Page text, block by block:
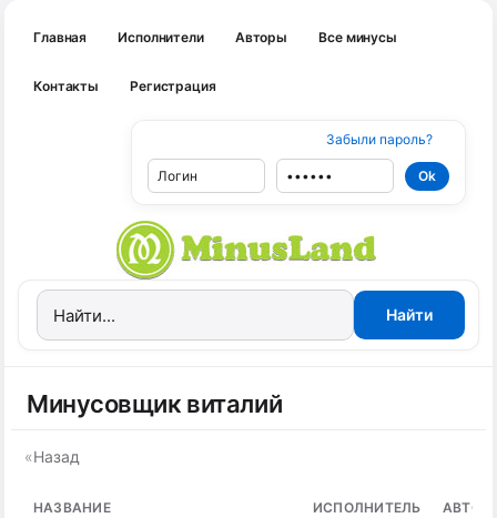
Главная Исполнители Авторы Все минусы
Контакты Регистрация
Забыли пароль?
Минусовщик виталий
«Назад
НАЗВАНИЕ ИСПОЛНИТЕЛЬ АВТОР